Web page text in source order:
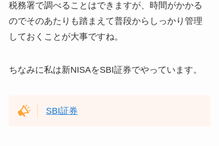
税務署で調べることはできますが、時間がかかる
のでそのあたりも踏まえて普段からしっかり管理
しておくことが大事ですね。
ちなみに私は新NISAをSBI証券でやっています。
SBI証券